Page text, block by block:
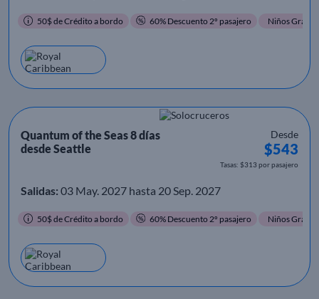
50$ de Crédito a bordo 60% Descuento 2º pasajero Niños Gratis
Quantum of the Seas 8 días
desde Seattle
Desde
$543
Tasas: $313 por pasajero
Salidas: 03 May. 2027 hasta 20 Sep. 2027
50$ de Crédito a bordo 60% Descuento 2º pasajero Niños Gratis